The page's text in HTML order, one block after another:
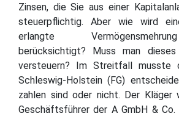
Zinsen, die Sie aus einer
steuerpflichtig. Aber wie wird
erlangte
berücksichtigt? Muss man
versteuern? Im Streitfall musste
Schleswig-Holstein (FG)
zahlen sind oder nicht. Der Kläger
Geschäftsführer der A GmbH & Co.